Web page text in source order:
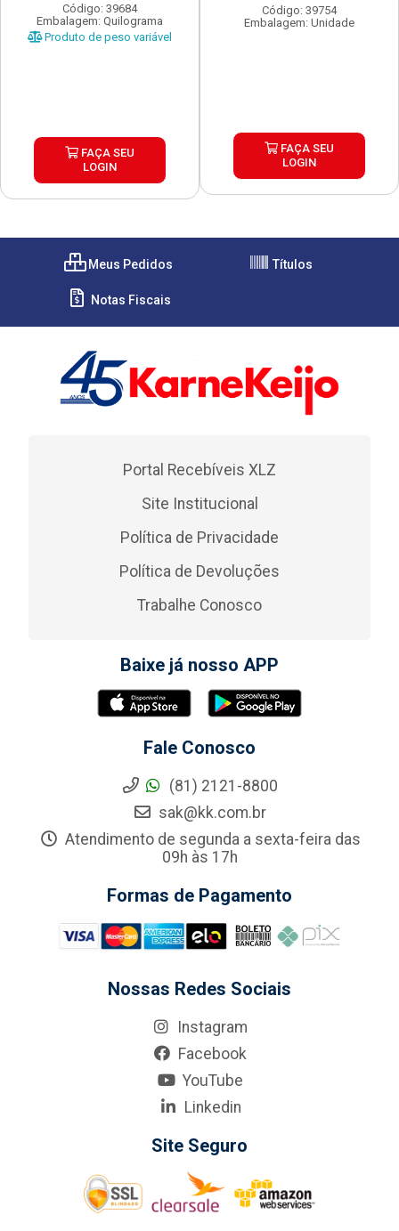
Código: 39684
Embalagem: Quilograma
Produto de peso variável
FAÇA SEU
LOGIN
Código: 39754
Embalagem: Unidade
FAÇA SEU
LOGIN
Meus Pedidos Títulos
Notas Fiscais
Portal Recebíveis XLZ
Site Institucional
Política de Privacidade
Política de Devoluções
Trabalhe Conosco
Baixe já nosso APP
Fale Conosco
(81) 2121-8800
sak@kk.com.br
Atendimento de segunda a sexta-feira das
09h às 17h
Formas de Pagamento
Nossas Redes Sociais
Instagram
Facebook
YouTube
Linkedin
Site Seguro